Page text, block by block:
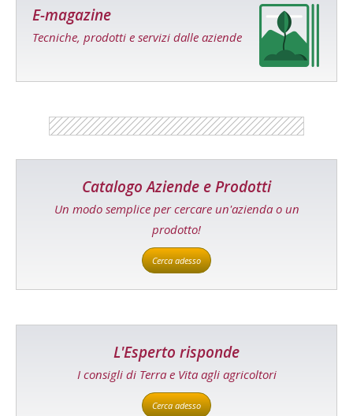
E-magazine
Tecniche, prodotti e servizi dalle aziende
Catalogo Aziende e Prodotti
Un modo semplice per cercare un'azienda o un
prodotto!
Cerca adesso
L'Esperto risponde
I consigli di Terra e Vita agli agricoltori
Cerca adesso